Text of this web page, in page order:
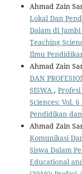
Ahmad Zain
Lokal Dan
Dalam di Jambi
Teaching
Ilmu
Ahmad Zain
DAN
SISWA ,
Sciences: Vol.
Pendidikan
Ahmad Zain
Komunikasi
Siswa Dalam
Educational